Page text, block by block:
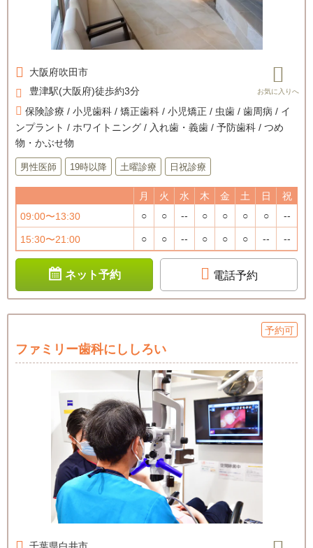
大阪府吹田市
豊津駅(大阪府)徒歩約3分
保険診療 / 小児歯科 / 矯正歯科 / 小児矯正 / 虫歯 / 歯周病 / イ
ンプラント / ホワイトニング / 入れ歯・義歯 / 予防歯科 / つめ
物・かぶせ物
男性医師 19時以降 土曜診療 日祝診療
月 火 水 木 金 土 日
祝
09:00〜13:30
○ ○ -- ○ ○ ○ ○ --
15:30〜21:00 ○ ○ -- ○ ○ ○ -- --
ネット予約 電話予約
予約可
ファミリー歯科にししろい
千葉県白井市